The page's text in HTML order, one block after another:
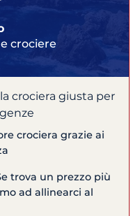
crociere
crociera giusta per
crociera grazie ai
trova un prezzo più
ad allinearci al